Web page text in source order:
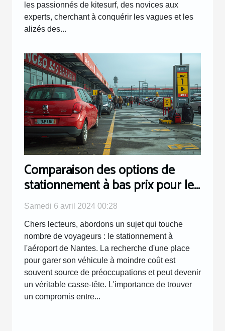
les passionnés de kitesurf, des novices aux
experts, cherchant à conquérir les vagues et les
alizés des...
Comparaison des options de
stationnement à bas prix pour les
voyageurs à l'aéroport de Nantes
Samedi 6 avril 2024 00:28
Chers lecteurs, abordons un sujet qui touche
nombre de voyageurs : le stationnement à
l'aéroport de Nantes. La recherche d'une place
pour garer son véhicule à moindre coût est
souvent source de préoccupations et peut devenir
un véritable casse-tête. L'importance de trouver
un compromis entre...